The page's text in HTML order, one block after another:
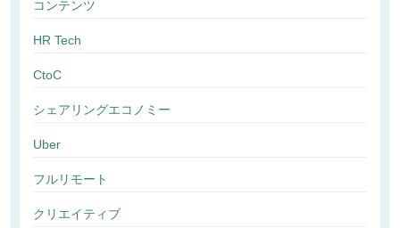
コンテンツ
HR Tech
CtoC
シェアリングエコノミー
Uber
フルリモート
クリエイティブ